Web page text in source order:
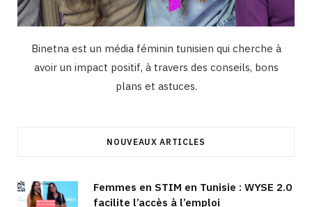
Binetna est un média féminin tunisien qui cherche à
avoir un impact positif, à travers des conseils, bons
plans et astuces.
NOUVEAUX ARTICLES
Femmes en STIM en Tunisie : WYSE 2.0
facilite l’accès à l’emploi